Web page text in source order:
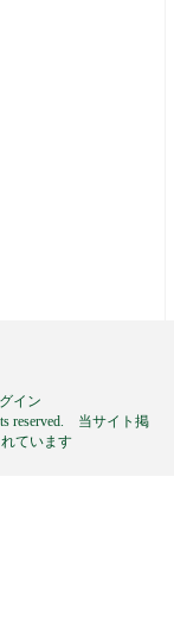
イン
reserved. 当サイト掲
ています